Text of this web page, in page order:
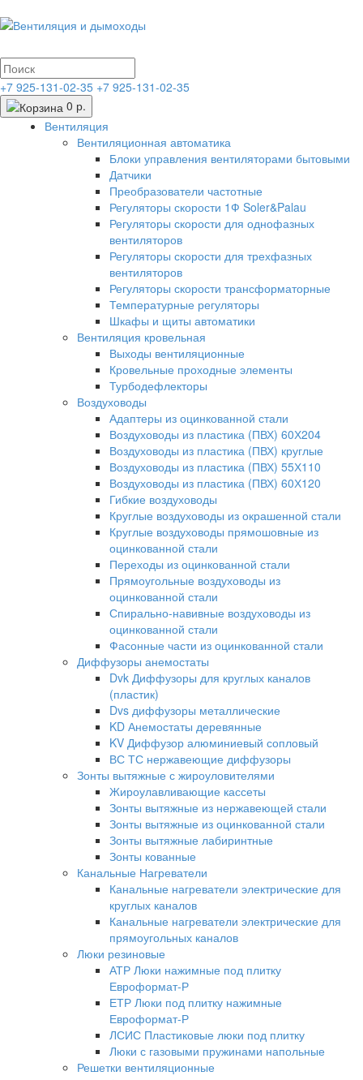
+7 925-131-02-35 +7 925-131-02-35
0 р.
Вентиляция
Вентиляционная автоматика
Блоки управления вентиляторами бытовыми
Датчики
Преобразователи частотные
Регуляторы скорости 1Ф Soler&Palau
Регуляторы скорости для однофазных
вентиляторов
Регуляторы скорости для трехфазных
вентиляторов
Регуляторы скорости трансформаторные
Температурные регуляторы
Шкафы и щиты автоматики
Вентиляция кровельная
Выходы вентиляционные
Кровельные проходные элементы
Турбодефлекторы
Воздуховоды
Адаптеры из оцинкованной стали
Воздуховоды из пластика (ПВХ) 60Х204
Воздуховоды из пластика (ПВХ) круглые
Воздуховоды из пластика (ПВХ) 55Х110
Воздуховоды из пластика (ПВХ) 60Х120
Гибкие воздуховоды
Круглые воздуховоды из окрашенной стали
Круглые воздуховоды прямошовные из
оцинкованной стали
Переходы из оцинкованной стали
Прямоугольные воздуховоды из
оцинкованной стали
Спирально-навивные воздуховоды из
оцинкованной стали
Фасонные части из оцинкованной стали
Диффузоры анемостаты
Dvk Диффузоры для круглых каналов
(пластик)
Dvs диффузоры металлические
KD Анемостаты деревянные
KV Диффузор алюминиевый сопловый
ВС ТС нержавеющие диффузоры
Зонты вытяжные с жироуловителями
Жироулавливающие кассеты
Зонты вытяжные из нержавеющей стали
Зонты вытяжные из оцинкованной стали
Зонты вытяжные лабиринтные
Зонты кованные
Канальные Нагреватели
Канальные нагреватели электрические для
круглых каналов
Канальные нагреватели электрические для
прямоугольных каналов
Люки резиновые
АТР Люки нажимные под плитку
Евроформат-Р
ЕТР Люки под плитку нажимные
Евроформат-Р
ЛСИС Пластиковые люки под плитку
Люки с газовыми пружинами напольные
Решетки вентиляционные